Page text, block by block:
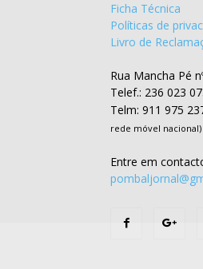
Ficha Técnica
Políticas de
Livro de
Rua Mancha Pé
Telef.: 236 023
Telm: 911 975
rede móvel nacional)
Entre em